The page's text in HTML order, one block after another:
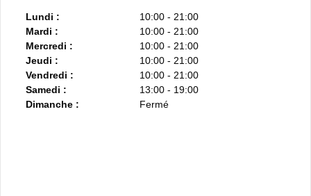
Lundi :
10:00 - 21:00
Mardi :
10:00 - 21:00
Mercredi :
10:00 - 21:00
Jeudi :
10:00 - 21:00
Vendredi :
10:00 - 21:00
Samedi :
13:00 - 19:00
Dimanche :
Fermé